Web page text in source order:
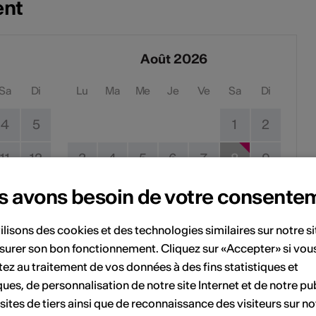
Di
4 5
11 12
19
26
Août 2026
Lu Ma Me Je Ve Sa Di
1 2
3 4 5 6 7 8 9
10 11 12 13 14 15 16
17 18 19 20 21 22 23
24 27 28 29 30
31
avons besoin de votre
des cookies et des technologies similaires sur notre
son bon fonctionnement. Cliquez sur «Accepter» si
au traitement de vos données à des fins statistiques et
de personnalisation de notre site Internet et de notre
de tiers ainsi que de reconnaissance des visiteurs sur